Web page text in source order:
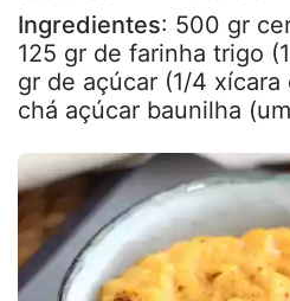
Ingredientes: 500 gr
125 gr de farinha trigo
gr de açúcar (1/4
chá açúcar baunilha